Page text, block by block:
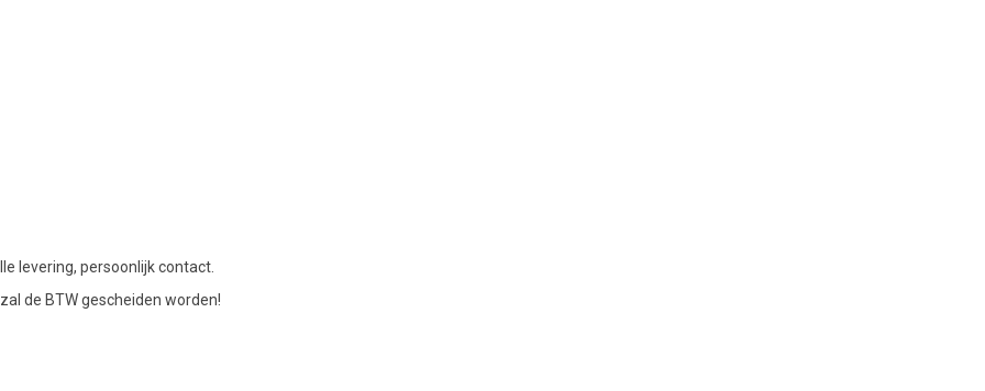
levering, persoonlijk contact.
de BTW gescheiden worden!